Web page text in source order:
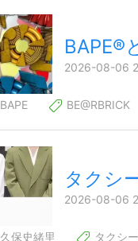
BAPE®
2026-08-06
BAPE BE@RBRICK
タクシ
2026-08-06
久保史緒里 タクシ